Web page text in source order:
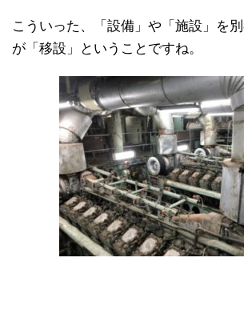
こういった、「設備」や「施設」を
が「移設」ということですね。